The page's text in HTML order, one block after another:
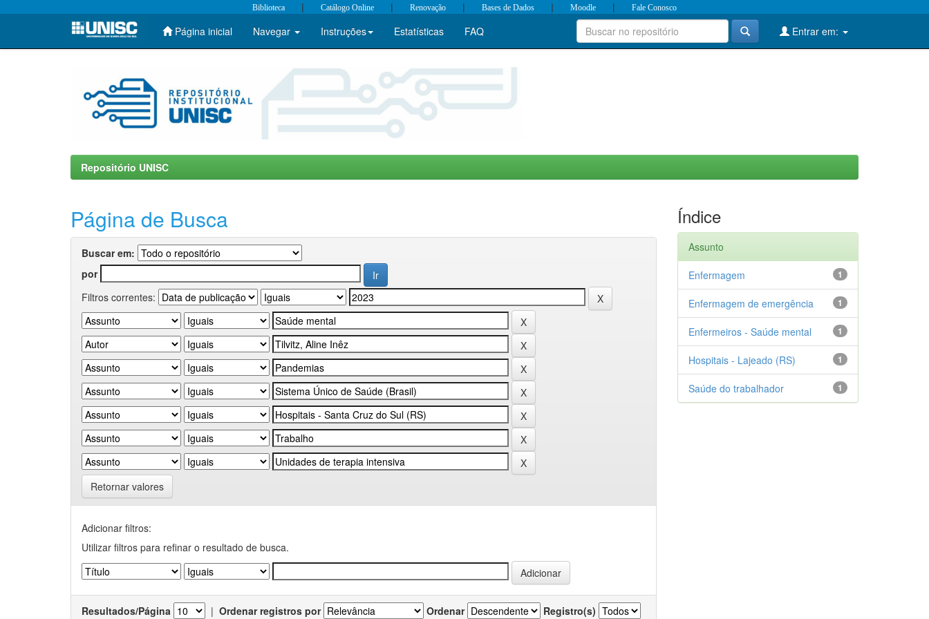
Skip
Biblioteca | Catálogo Online | Renovação | Bases de Dados | Moodle | Fale Conosco
Página inicial Navegar Instruções Estatísticas FAQ Entrar em:
Repositório UNISC
Página de Busca
Buscar em:
por
Filtros correntes:
Retornar valores
Adicionar filtros:
Utilizar filtros para refinar o resultado de busca.
Resultados/Página | Ordenar registros por Ordenar Registro(s)
Índice
Assunto
1
Enfermagem
1
Enfermagem de emergência
1
Enfermeiros - Saúde mental
1
Hospitais - Lajeado (RS)
1
Saúde do trabalhador